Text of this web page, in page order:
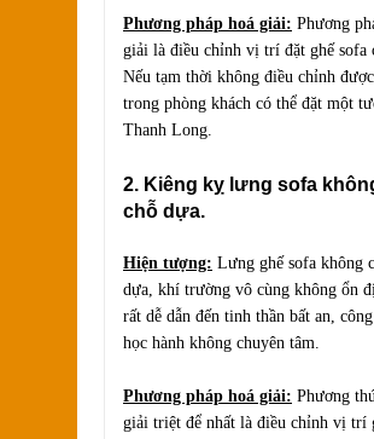
Phương pháp hoá giải: Phương
giải là điều chỉnh vị trí đặt ghế sofa
Nếu tạm thời không điều chỉnh
trong phòng khách có thể đặt một
Thanh Long.
2. Kiêng kỵ lưng sofa
chỗ dựa.
Hiện tượng: Lưng ghế sofa không
dựa, khí trường vô cùng không ổn
rất dễ dẫn đến tinh thần bất an,
học hành không chuyên tâm.
Phương pháp hoá giải: Phương
giải triệt để nhất là điều chỉnh vị trí